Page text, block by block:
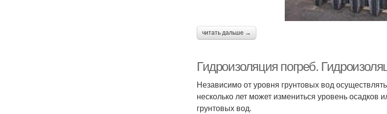
читать дальше →
Гидроизоляция погреб.
Независимо от уровня грунтовых вод
несколько лет может измениться уровень осадков
грунтовых вод.